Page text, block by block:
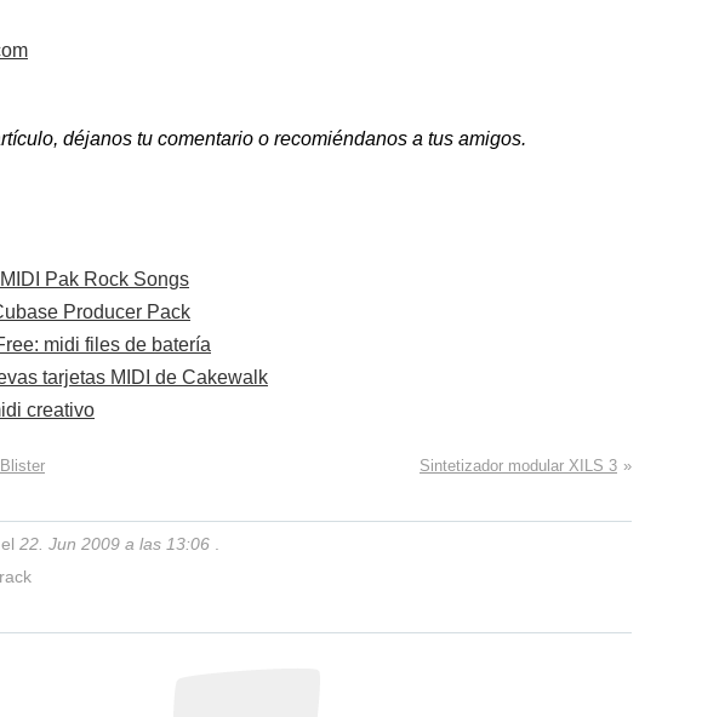
déjanos tu comentario o recomiéndanos a tus amigos.
Pak Rock Songs
Producer Pack
midi files de batería
tarjetas MIDI de Cakewalk
creativo
Sintetizador modular XILS 3 »
el 22. Jun 2009 a las 13:06 .